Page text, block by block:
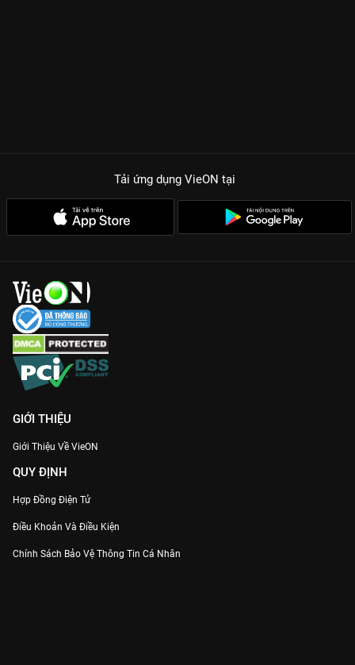
Tải ứng dụng VieON tại
GIỚI THIỆU
Giới Thiệu Về VieON
QUY ĐỊNH
Hợp Đồng Điện Tử
Điều Khoản Và Điều Kiện
Chính Sách Bảo Vệ Thông Tin Cá Nhân